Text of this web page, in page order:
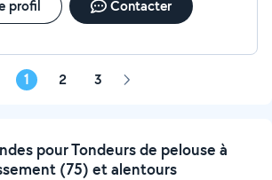
profil Contacter
1 2 3 Page
pour Tondeurs de pelouse à
(75) et alentours